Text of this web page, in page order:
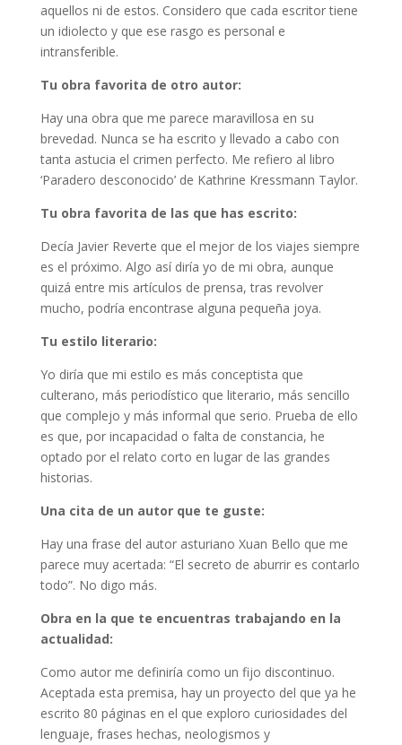
aquellos ni de estos. Considero que cada escritor tiene
un idiolecto y que ese rasgo es personal e
intransferible.
Tu obra favorita de otro autor:
Hay una obra que me parece maravillosa en su
brevedad. Nunca se ha escrito y llevado a cabo con
tanta astucia el crimen perfecto. Me refiero al libro
‘Paradero desconocido’ de Kathrine Kressmann Taylor.
Tu obra favorita de las que has escrito:
Decía Javier Reverte que el mejor de los viajes siempre
es el próximo. Algo así diría yo de mi obra, aunque
quizá entre mis artículos de prensa, tras revolver
mucho, podría encontrase alguna pequeña joya.
Tu estilo literario:
Yo diría que mi estilo es más conceptista que
culterano, más periodístico que literario, más sencillo
que complejo y más informal que serio. Prueba de ello
es que, por incapacidad o falta de constancia, he
optado por el relato corto en lugar de las grandes
historias.
Una cita de un autor que te guste:
Hay una frase del autor asturiano Xuan Bello que me
parece muy acertada: “El secreto de aburrir es contarlo
todo”. No digo más.
Obra en la que te encuentras trabajando en la
actualidad:
Como autor me definiría como un fijo discontinuo.
Aceptada esta premisa, hay un proyecto del que ya he
escrito 80 páginas en el que exploro curiosidades del
lenguaje, frases hechas, neologismos y